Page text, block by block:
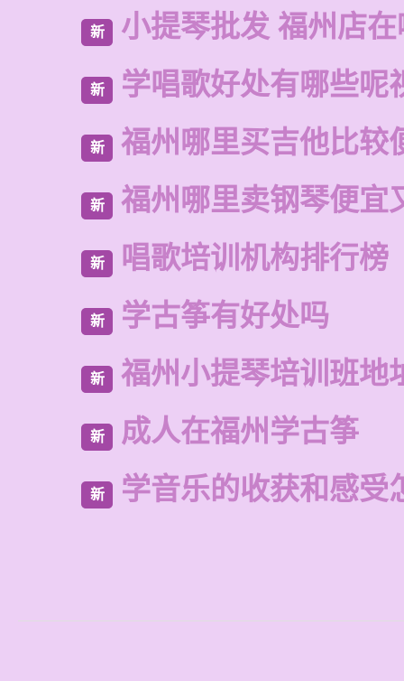
新 小提琴批发 福州店
新 学唱歌好处有哪些呢
新 福州哪里买吉他比较
新 福州哪里卖钢琴便宜
新 唱歌培训机构排行榜
新 学古筝有好处吗
新 福州小提琴培训班地
新 成人在福州学古筝
新 学音乐的收获和感受